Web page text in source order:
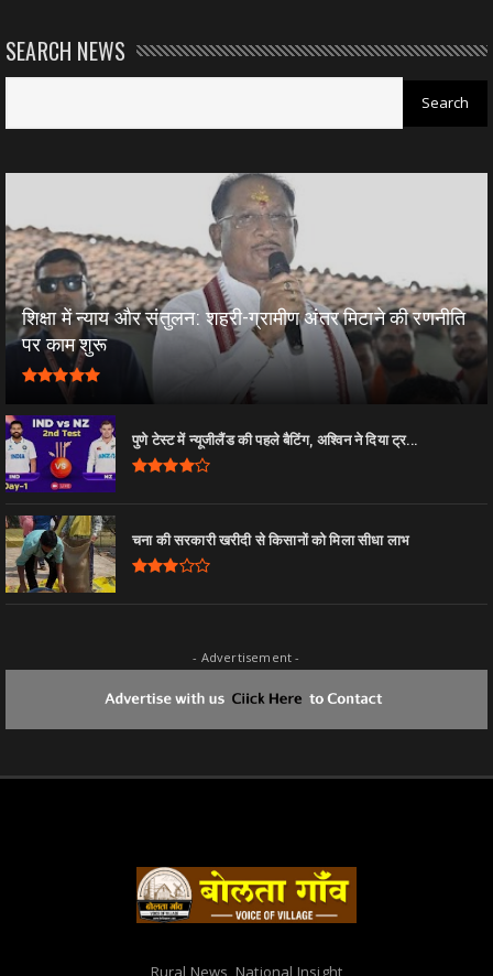
SEARCH NEWS
शिक्षा में न्याय और संतुलन: शहरी-ग्रामीण अंतर मिटाने की रणनीति
पर काम शुरू
पुणे टेस्ट में न्यूजीलैंड की पहले बैटिंग, अश्विन ने दिया ट्र...
चना की सरकारी खरीदी से किसानों को मिला सीधा लाभ
- Advertisement -
Rural News, National Insight